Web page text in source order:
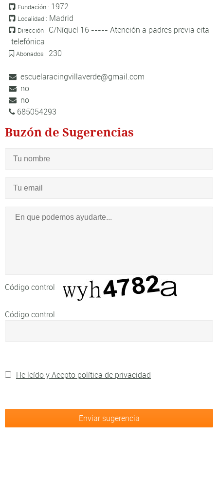
Fundación : 1972
Localidad : Madrid
Dirección : C/Níquel 16 ----- Atención a padres previa cita
telefónica
Abonados : 230
escuelaracingvillaverde@gmail.com
no
no
685054293
Buzón de Sugerencias
Código control
Código control
He leído y Acepto política de privacidad